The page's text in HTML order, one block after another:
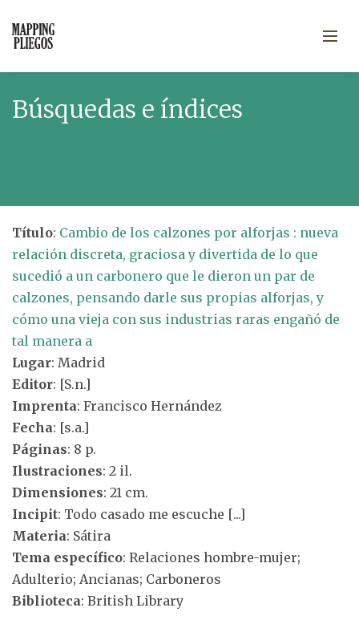
Búsquedas e índices
Título: Cambio de los calzones por alforjas : nueva
relación discreta, graciosa y divertida de lo que
sucedió a un carbonero que le dieron un par de
calzones, pensando darle sus propias alforjas, y
cómo una vieja con sus industrias raras engañó de
tal manera a
Lugar: Madrid
Editor: [S.n.]
Imprenta: Francisco Hernández
Fecha: [s.a.]
Páginas: 8 p.
Ilustraciones: 2 il.
Dimensiones: 21 cm.
Incipit: Todo casado me escuche [...]
Materia: Sátira
Tema específico: Relaciones hombre-mujer;
Adulterio; Ancianas; Carboneros
Biblioteca: British Library